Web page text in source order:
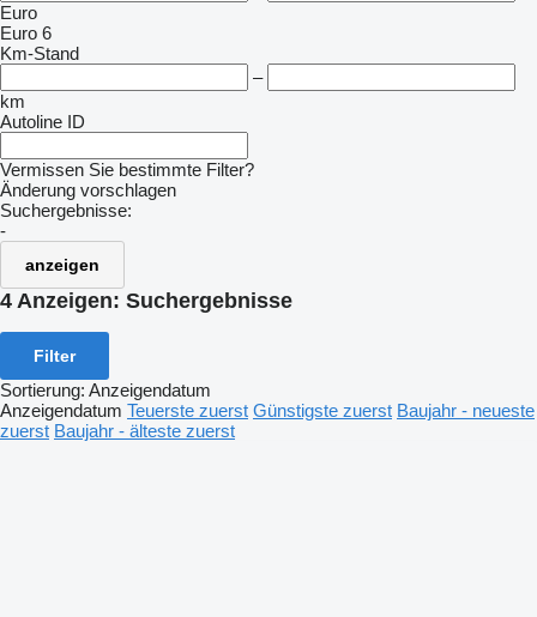
Euro
Euro 6
Km-Stand
–
km
Autoline ID
Vermissen Sie bestimmte Filter?
Änderung vorschlagen
Suchergebnisse:
-
anzeigen
4 Anzeigen: Suchergebnisse
Filter
Sortierung: Anzeigendatum
Anzeigendatum Teuerste zuerst Günstigste zuerst Baujahr - neueste
zuerst Baujahr - älteste zuerst